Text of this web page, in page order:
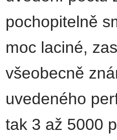
pochopitelně
moc laciné,
všeobecně
uvedeného
tak 3 až 5000